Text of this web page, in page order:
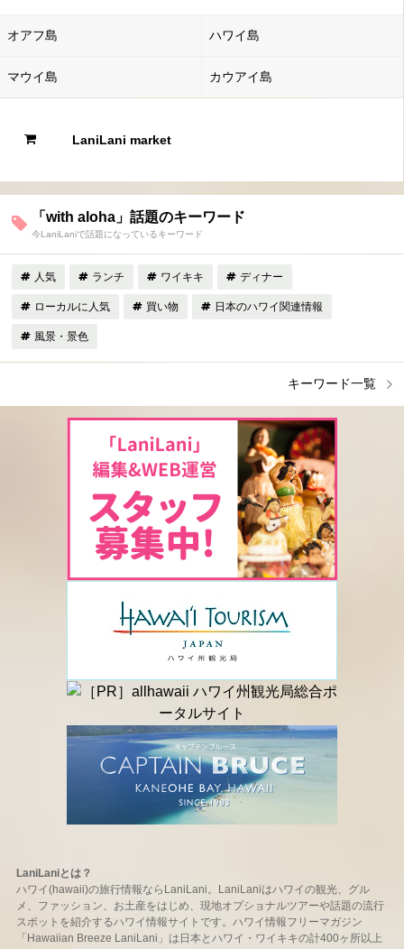
オアフ島 ハワイ島
マウイ島 カウアイ島
LaniLani market
「with aloha」話題のキーワード
今LaniLaniで話題になっているキーワード
人気 ランチ ワイキキ ディナー
ローカルに人気 買い物 日本のハワイ関連情報
風景・景色
キーワード一覧
LaniLaniとは？
ハワイ(hawaii)の旅行情報ならLaniLani。LaniLaniはハワイの観光、グル
メ、ファッション、お土産をはじめ、現地オプショナルツアーや話題の流行
スポットを紹介するハワイ情報サイトです。ハワイ情報フリーマガジン
「Hawaiian Breeze LaniLani」は日本とハワイ・ワイキキの計400ヶ所以上